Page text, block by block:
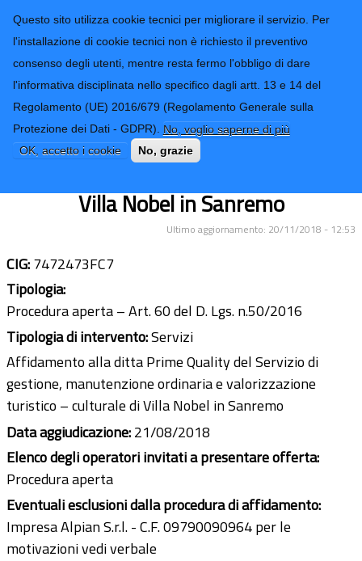
Questo sito utilizza cookie tecnici per migliorare il servizio. Per
l'installazione di cookie tecnici non è richiesto il preventivo
consenso degli utenti, mentre resta fermo l'obbligo di dare
l'informativa disciplinata nello specifico dagli artt. 13 e 14 del
Regolamento (UE) 2016/679 (Regolamento Generale sulla
Protezione dei Dati - GDPR). No, voglio saperne di più
OK, accetto i cookie
No, grazie
Provincia di
Imperia
CONTATTI-URP
TRASPARENZA
Form di ricerca
Bando di gara concessione servizio di
gestione, manutenzione ordinaria e
Villa Nobel in Sanremo
Ultimo aggiornamento: 20/11/2018 - 12:53
CIG:7472473FC7
Tipologia:
Procedura aperta – Art. 60 del D. Lgs. n.50/2016
Tipologia di intervento:Servizi
Affidamento alla ditta Prime Quality del Servizio di
gestione, manutenzione ordinaria e valorizzazione
turistico – culturale di Villa Nobel in Sanremo
Data aggiudicazione:21/08/2018
Elenco degli operatori invitati a presentare offerta:
Procedura aperta
Eventuali esclusioni dalla procedura di affidamento:
Impresa Alpian S.r.l. - C.F. 09790090964 per le
motivazioni vedi verbale